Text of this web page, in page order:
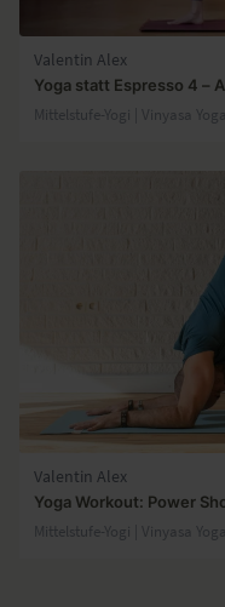
Valentin Alex
Yoga statt Espresso 4 –
Mittelstufe-Yogi | Vinyasa Yoga
Valentin Alex
Yoga Workout: Power
Mittelstufe-Yogi | Vinyasa Yoga